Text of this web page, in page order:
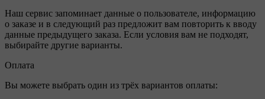
Наш сервис запоминает данные о пользователе, информацию
о заказе и в следующий раз предложит вам повторить к вводу
данные предыдущего заказа. Если условия вам не подходят,
выбирайте другие варианты.
Оплата
Вы можете выбрать один из трёх вариантов оплаты: